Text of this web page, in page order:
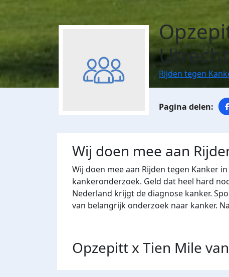
Utrecht
Rijden tegen
Wij doen mee aan
Wij doen mee aan Rijden tegen Kanker
kankeronderzoek. Geld dat heel hard
Nederland krijgt de diagnose kanker.
van belangrijk onderzoek naar kanker.
Opzepitt x Tien Mile